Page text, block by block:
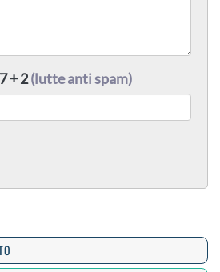
+ 2(lutte anti spam)